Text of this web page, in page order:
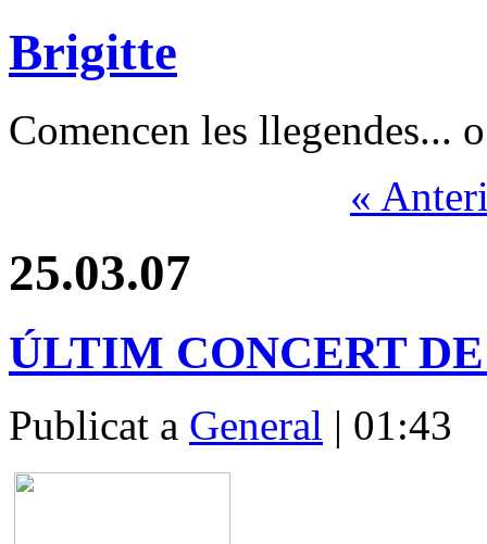
Brigitte
Comencen les llegendes...
«
25.03.07
ÚLTIM CONCERT
Publicat a General | 01:43